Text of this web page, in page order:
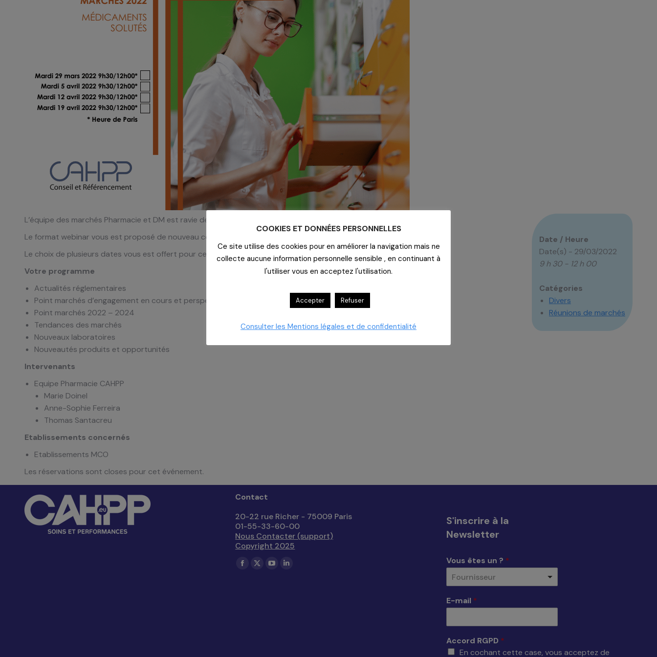
Date / Heure
Date(s) - 29/03/2022
9 h 30 - 12 h 00
Catégories
Divers
Réunions de marchés
L’équipe des marchés Pharmacie et DM est ravie de vous convier à nos réunions annuelles de marché.
Le format webinar vous est proposé de nouveau cette année au vu du contexte sanitaire.
Le choix de plusieurs dates vous est offert pour ces réunions DM/DMI.
Votre programme
Actualités réglementaires
Point marchés d’engagement en cours et perspectives
Point marchés 2022 – 2024
Tendances des marchés
Nouveaux laboratoires
Nouveautés produits et opportunités
Intervenants
Equipe Pharmacie CAHPP
Marie Doinel
Anne-Sophie Ferreira
Thomas Santacreu
Etablissements concernés
Etablissements MCO
Les réservations sont closes pour cet événement.
Contact
20-22 rue Richer - 75009 Paris
01-55-33-60-00
Nous Contacter (support)
Copyright 2025
Trouvez nous sur :
La
La
La
La
S'inscrire à la
Newsletter
Vous êtes un ? *
Fournisseur
E-mail *
Accord RGPD *
En cochant cette case, vous acceptez de
COOKIES ET DONNÉES PERSONNELLES
Ce site utilise des cookies pour en améliorer la navigation mais ne
collecte aucune information personnelle sensible , en continuant à
l'utiliser vous en acceptez l'utilisation.
Accepter Refuser
Consulter les Mentions légales et de confidentialité